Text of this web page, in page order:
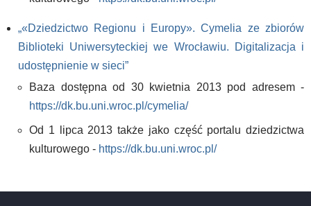
„«Dziedzictwo Regionu i Europy». Cymelia ze zbiorów
Biblioteki Uniwersyteckiej we Wrocławiu. Digitalizacja i
udostępnienie w sieci”
Baza dostępna od 30 kwietnia 2013 pod adresem -
https://dk.bu.uni.wroc.pl/cymelia/
Od 1 lipca 2013 także jako część portalu dziedzictwa
kulturowego - https://dk.bu.uni.wroc.pl/